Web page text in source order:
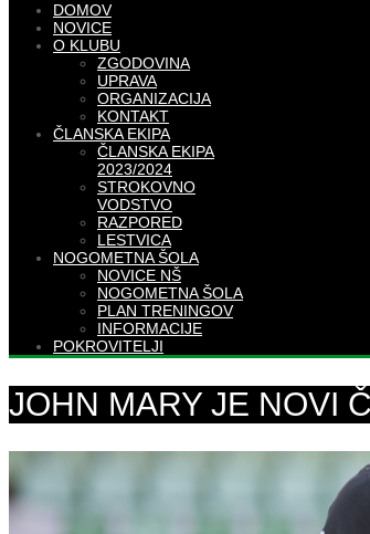
DOMOV
NOVICE
O KLUBU
ZGODOVINA
UPRAVA
ORGANIZACIJA
KONTAKT
ČLANSKA EKIPA
ČLANSKA EKIPA
2023/2024
STROKOVNO
VODSTVO
RAZPORED
LESTVICA
NOGOMETNA ŠOLA
NOVICE NŠ
NOGOMETNA ŠOLA
PLAN TRENINGOV
INFORMACIJE
POKROVITELJI
JOHN MARY JE NOVI